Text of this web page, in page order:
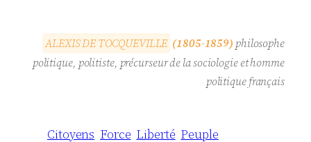
ALEXISDETOCQUEVILLE (1805-1859) philosophe
politique, politiste, précurseur de la sociologie et homme
politique français
Citoyens Force Liberté Peuple